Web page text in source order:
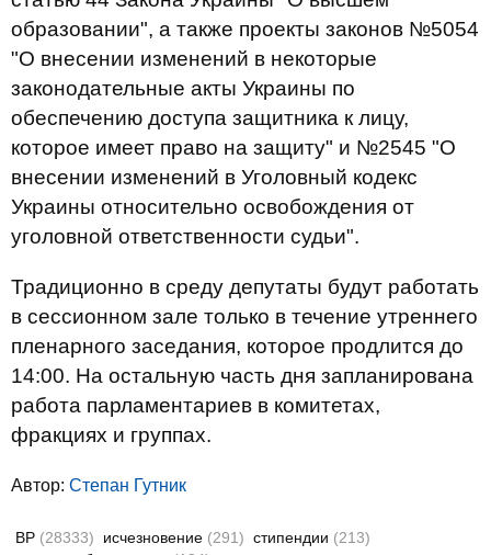
образовании", а также проекты законов №5054
"О внесении изменений в некоторые
законодательные акты Украины по
обеспечению доступа защитника к лицу,
которое имеет право на защиту" и №2545 "О
внесении изменений в Уголовный кодекс
Украины относительно освобождения от
уголовной ответственности судьи".
Традиционно в среду депутаты будут работать
в сессионном зале только в течение утреннего
пленарного заседания, которое продлится до
14:00. На остальную часть дня запланирована
работа парламентариев в комитетах,
фракциях и группах.
Автор: Степан Гутник
ВР (28333) исчезновение (291) стипендии (213)